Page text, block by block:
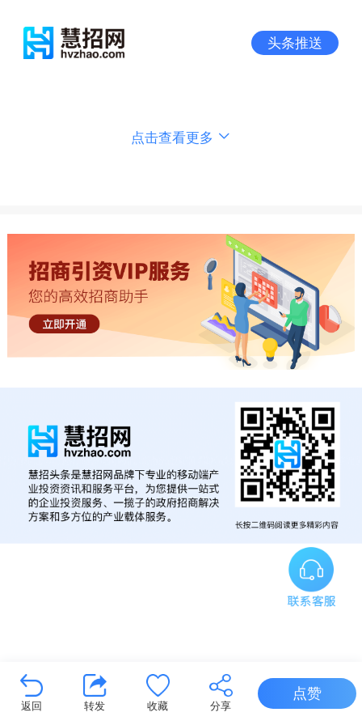
头条推送
点击查看更多
返回 转发 收藏 分享
点赞